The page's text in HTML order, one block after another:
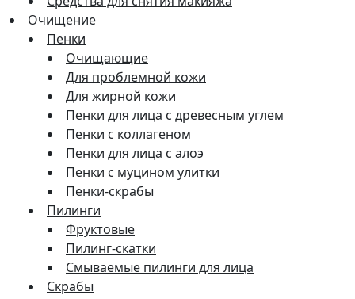
Очищение
Пенки
Очищающие
Для проблемной кожи
Для жирной кожи
Пенки для лица с древесным углем
Пенки с коллагеном
Пенки для лица с алоэ
Пенки с муцином улитки
Пенки-скрабы
Пилинги
Фруктовые
Пилинг-скатки
Смываемые пилинги для лица
Скрабы